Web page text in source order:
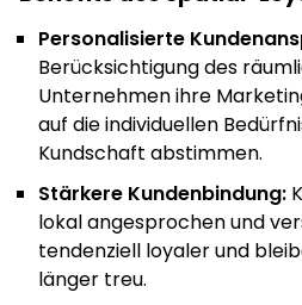
Personalisierte
Berücksichtigung des
Unternehmen ihre
auf die individuellen
Kundschaft abstimmen.
Stärkere Kundenbindung:
lokal angesprochen und
tendenziell loyaler und
länger treu.